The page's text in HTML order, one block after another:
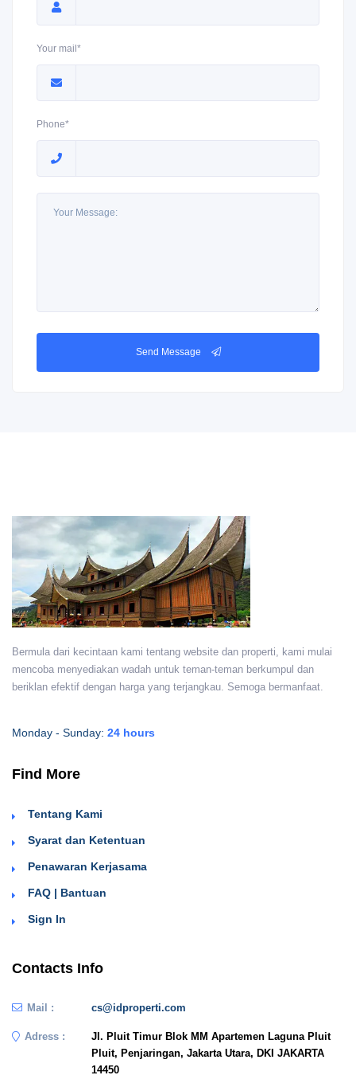
Your mail*
Phone*
Send Message
Bermula dari kecintaan kami tentang website dan properti, kami mulai
mencoba menyediakan wadah untuk teman-teman berkumpul dan
beriklan efektif dengan harga yang terjangkau. Semoga bermanfaat.
Monday - Sunday: 24 hours
Find More
Tentang Kami
Syarat dan Ketentuan
Penawaran Kerjasama
FAQ | Bantuan
Sign In
Contacts Info
Mail : cs@idproperti.com
Adress :
Jl. Pluit Timur Blok MM Apartemen Laguna Pluit
Pluit, Penjaringan, Jakarta Utara, DKI JAKARTA
14450